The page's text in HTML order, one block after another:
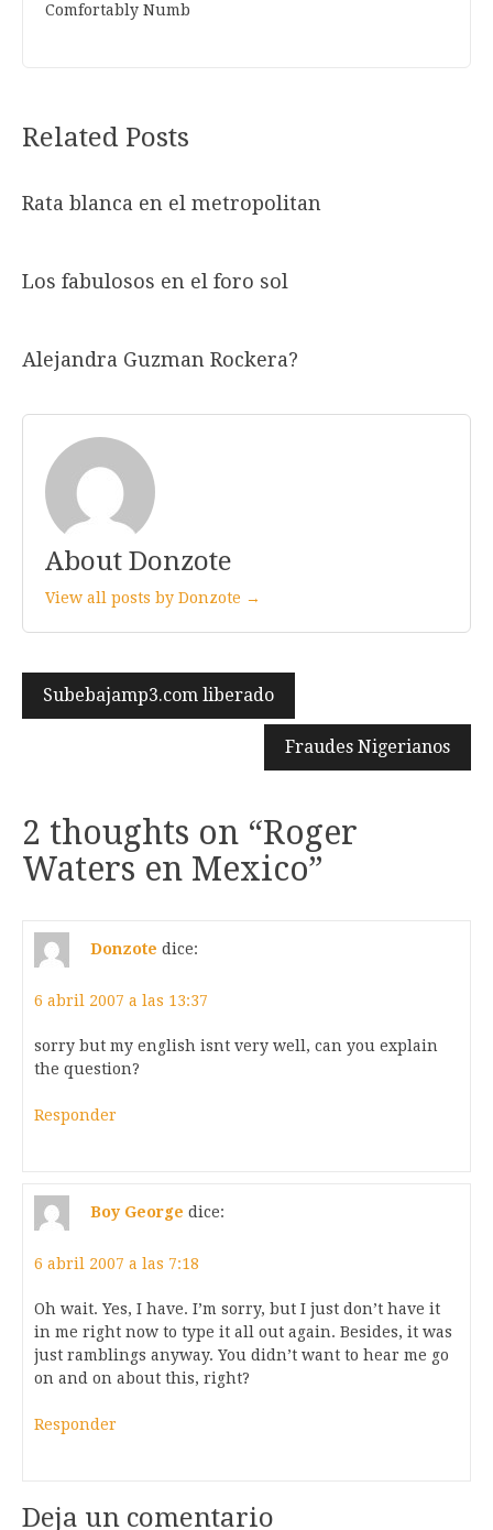
Comfortably Numb
Related Posts
Rata blanca en el metropolitan
Los fabulosos en el foro sol
Alejandra Guzman Rockera?
About Donzote
View all posts by Donzote →
Navegación
de
Subebajamp3.com liberado
Fraudes Nigerianos
2 thoughts on “Roger
Waters en Mexico”
Donzote dice:
6 abril 2007 a las 13:37
sorry but my english isnt very well, can you explain
the question?
Responder
Boy George dice:
6 abril 2007 a las 7:18
Oh wait. Yes, I have. I’m sorry, but I just don’t have it
in me right now to type it all out again. Besides, it was
just ramblings anyway. You didn’t want to hear me go
on and on about this, right?
Responder
Deja un comentario